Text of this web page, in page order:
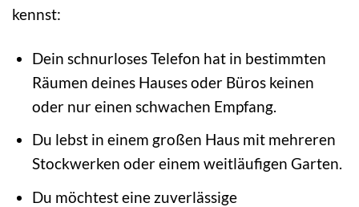
kennst:
Dein schnurloses Telefon hat in bestimmten
Räumen deines Hauses oder Büros keinen
oder nur einen schwachen Empfang.
Du lebst in einem großen Haus mit mehreren
Stockwerken oder einem weitläufigen Garten.
Du möchtest eine zuverlässige